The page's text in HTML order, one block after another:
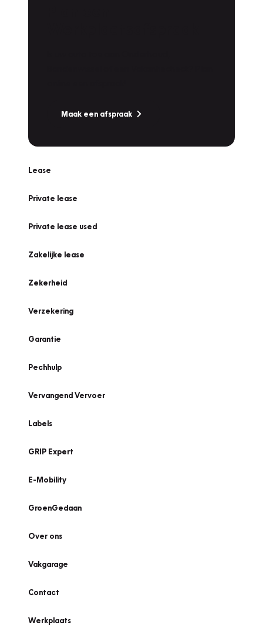
Maak een afspraak
Lease
Private lease
Private lease used
Zakelijke lease
Zekerheid
Verzekering
Garantie
Pechhulp
Vervangend Vervoer
Labels
GRIP Expert
E-Mobility
GroenGedaan
Over ons
Vakgarage
Contact
Werkplaats